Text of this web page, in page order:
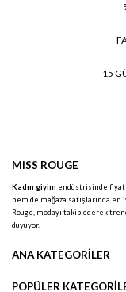
15
MISS ROUGE
Kadın giyim endüstrisinde fiyat
hem de mağaza satışlarında
Rouge, modayı takip ederek
duyuyor.
ANA KATEGORİLER
POPÜLER